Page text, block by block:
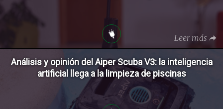
Leer más
Análisis y opinión del Aiper Scuba V3: la inteligencia
artificial llega a la limpieza de piscinas